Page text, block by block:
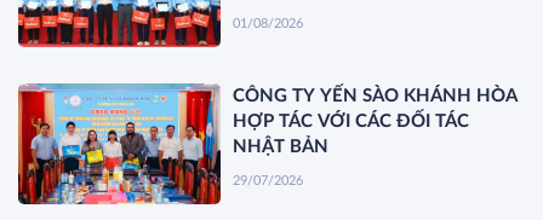
01/08/2026
CÔNG TY YẾN SÀO KHÁNH HÒA
HỢP TÁC VỚI CÁC ĐỐI TÁC
NHẬT BẢN
29/07/2026